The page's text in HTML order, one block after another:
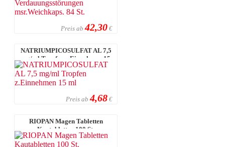
Preis ab 42,30 €
NATRIUMPICOSULFAT AL 7,5
mg/ml Tropfen z.Einnehmen 15
ml
Preis ab 4,68 €
RIOPAN Magen Tabletten
Kautabletten 100 St.